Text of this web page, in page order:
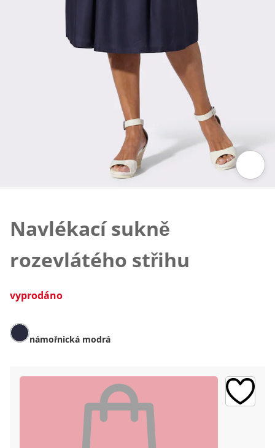
Navlékací sukně
rozevlátého střihu
vyprodáno
námořnická modrá